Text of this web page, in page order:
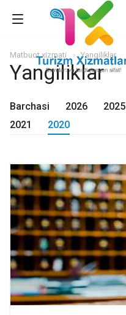
Matbuot xizmati Yangiliklar
Yangiliklar
Barchasi 2026 2025
2021
2020